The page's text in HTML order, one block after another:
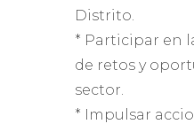
Distrito.
* Participar en
de retos y
sector.
* Impulsar